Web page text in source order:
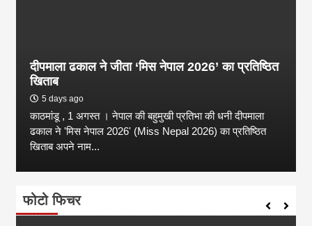
दीपमाला ढकाल ने जीता ‘मिस नेपाल 2026’ का प्रतिष्ठित
खिताब
5 days ago
काठमांडू , 1 अगस्त । नेपाल की बहुमुखी प्रतिभा की धनी दीपमाला
ढकाल ने 'मिस नेपाल 2026' (Miss Nepal 2026) का प्रतिष्ठित
खिताब अपने नाम...
फोटो फिचर